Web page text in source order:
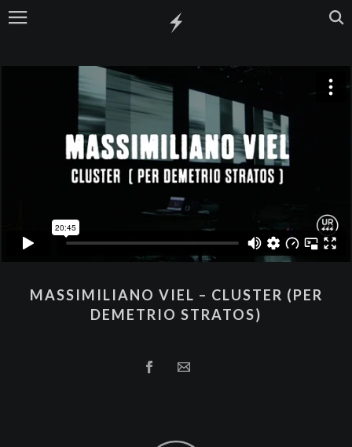
MASSIMILIANO VIEL – CLUSTER (PER
DEMETRIO STRATOS)